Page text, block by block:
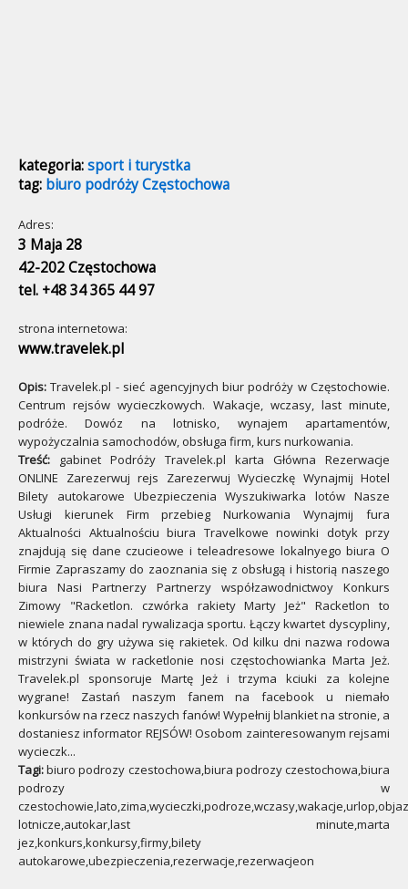
kategoria:sport i turystka
tag: biuro podróży Częstochowa
Adres:
3 Maja 28
42-202 Częstochowa
tel. +48 34 365 44 97
strona internetowa:
www.travelek.pl
Opis: Travelek.pl - sieć agencyjnych biur podróży w Częstochowie.
Centrum rejsów wycieczkowych. Wakacje, wczasy, last minute,
podróże. Dowóz na lotnisko, wynajem apartamentów,
wypożyczalnia samochodów, obsługa firm, kurs nurkowania.
Treść: gabinet Podróży Travelek.pl karta Główna Rezerwacje
ONLINE Zarezerwuj rejs Zarezerwuj Wycieczkę Wynajmij Hotel
Bilety autokarowe Ubezpieczenia Wyszukiwarka lotów Nasze
Usługi kierunek Firm przebieg Nurkowania Wynajmij fura
Aktualności Aktualnościu biura Travelkowe nowinki dotyk przy
znajdują się dane czucieowe i teleadresowe lokalnyego biura O
Firmie Zapraszamy do zaoznania się z obsługą i historią naszego
biura Nasi Partnerzy Partnerzy współzawodnictwoy Konkurs
Zimowy "Racketlon. czwórka rakiety Marty Jeż" Racketlon to
niewiele znana nadal rywalizacja sportu. Łączy kwartet dyscypliny,
w których do gry używa się rakietek. Od kilku dni nazwa rodowa
mistrzyni świata w racketlonie nosi częstochowianka Marta Jeż.
Travelek.pl sponsoruje Martę Jeż i trzyma kciuki za kolejne
wygrane! Zastań naszym fanem na facebook u niemało
konkursów na rzecz naszych fanów! Wypełnij blankiet na stronie, a
dostaniesz informator REJSÓW! Osobom zainteresowanym rejsami
wycieczk...
Tagi:biuro podrozy czestochowa,biura podrozy czestochowa,biura
podrozy w
lotnicze,autokar,last minute,marta
jez,konkurs,konkursy,firmy,bilety
autokarowe,ubezpieczenia,rezerwacje,rezerwacjeon